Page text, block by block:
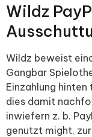
Wildz
Wildz beweist
Gangbar
Einzahlung
dies damit
inwiefern z. b.
genutzt might,